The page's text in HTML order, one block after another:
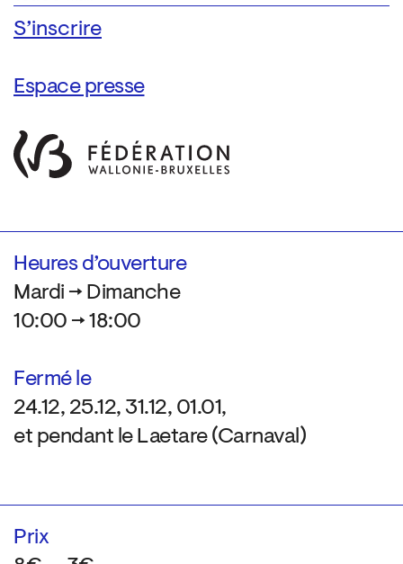
Espace presse
Heures d’ouverture
Mardi → Dimanche
10:00 → 18:00
Fermé le
24.12, 25.12, 31.12, 01.01,
et pendant le Laetare (Carnaval)
Prix